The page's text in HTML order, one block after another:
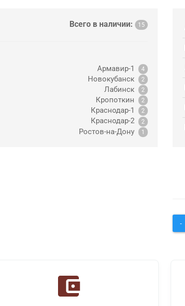
Всего в наличии: 15
Армавир-1 4
Новокубанск 2
Лабинск 2
Кропоткин 2
Краснодар-1 2
Краснодар-2 2
Ростов-на-Дону 1
-